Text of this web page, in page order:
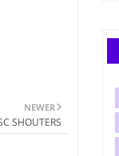
NEWER
SHOUTERS